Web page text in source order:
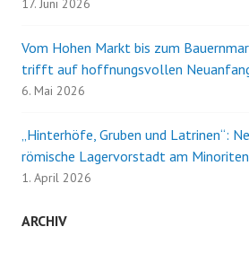
17. Juni 2026
Vom Hohen Markt bis zum
trifft auf hoffnungsvollen
6. Mai 2026
„Hinterhöfe, Gruben und Latrinen“:
römische Lagervorstadt am
1. April 2026
ARCHIV